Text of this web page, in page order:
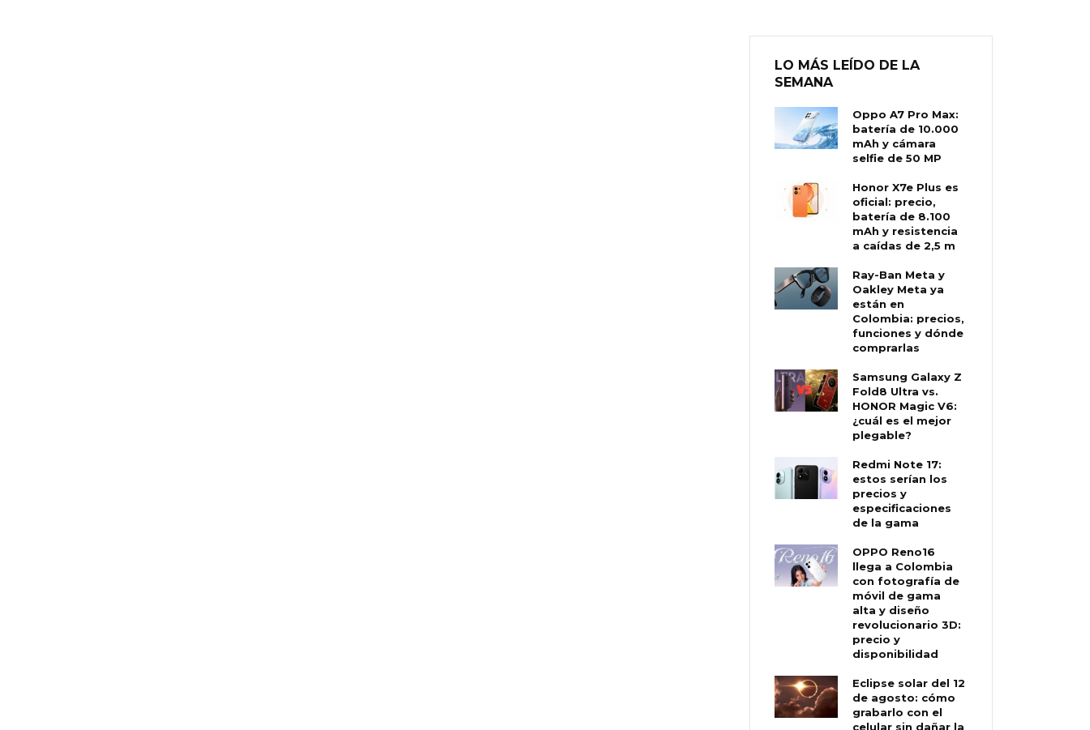
LO MÁS LEÍDO DE LA
SEMANA
Oppo A7 Pro Max:
batería de 10.000
mAh y cámara
selfie de 50 MP
Honor X7e Plus es
oficial: precio,
batería de 8.100
mAh y resistencia
a caídas de 2,5 m
Ray-Ban Meta y
Oakley Meta ya
están en
Colombia: precios,
funciones y dónde
comprarlas
Samsung Galaxy Z
Fold8 Ultra vs.
HONOR Magic V6:
¿cuál es el mejor
plegable?
Redmi Note 17:
estos serían los
precios y
especificaciones
de la gama
OPPO Reno16
llega a Colombia
con fotografía de
móvil de gama
alta y diseño
revolucionario 3D:
precio y
disponibilidad
Eclipse solar del 12
de agosto: cómo
grabarlo con el
celular sin dañar la